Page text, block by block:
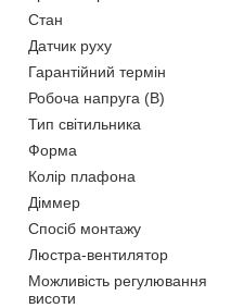
Стан
Датчик руху
Гарантійний термін
Робоча напруга (В)
Тип світильника
Форма
Колір плафона
Діммер
Спосіб монтажу
Люстра-вентилятор
Можливість регулювання
висоти